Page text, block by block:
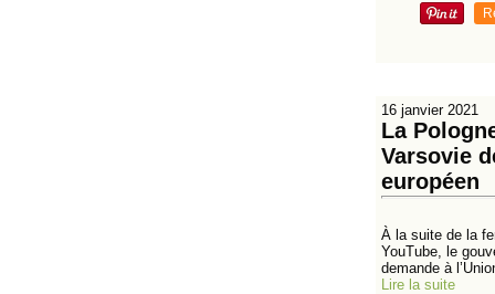
16 janvier 2021
La
Varsovie
européen
À la suite de la
YouTube, le
demande à
Lire la suite